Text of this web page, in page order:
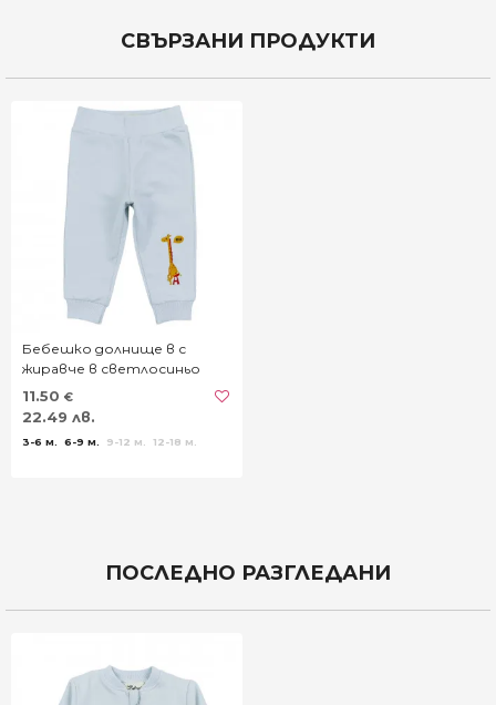
СВЪРЗАНИ ПРОДУКТИ
Бебешко долнище в с
жиравче в светлосиньо
11.50 €
22.49 лв.
3-6 м. 6-9 м. 9-12 м. 12-18 м.
ПОСЛЕДНО РАЗГЛЕДАНИ